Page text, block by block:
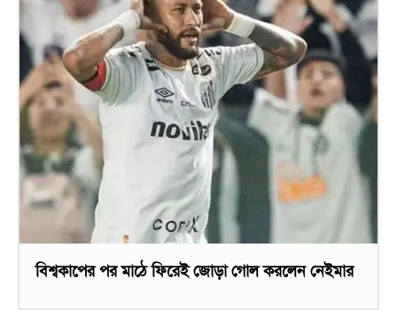
বিশ্বকাপের পর মাঠে ফিরেই জোড়া গোল করলেন নেইমার